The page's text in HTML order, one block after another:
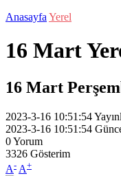
Anasayfa Yerel
16 Mart
16 Mart
2023-3-16 10:51:54
2023-3-16 10:51:54
0Yorum
3326 Gösterim
A- A+